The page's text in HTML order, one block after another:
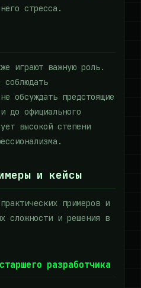
стресса.
играют важную роль.
соблюдать
обсуждать предстоящие
до официального
высокой степени
и кейсы
примеров и
сложности и решения в
разработчика